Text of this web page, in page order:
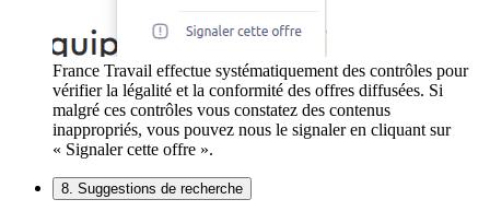
France Travail effectue systématiquement des contrôles pour
vérifier la légalité et la conformité des offres diffusées. Si
malgré ces contrôles vous constatez des contenus
inappropriés, vous pouvez nous le signaler en cliquant sur
« Signaler cette offre ».
8. Suggestions de recherche